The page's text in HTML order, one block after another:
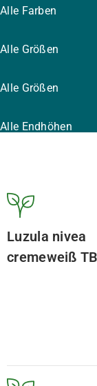
Alle Farben
Alle Größen
Alle Größen
Alle Endhöhen
Luzula nivea
cremeweiß